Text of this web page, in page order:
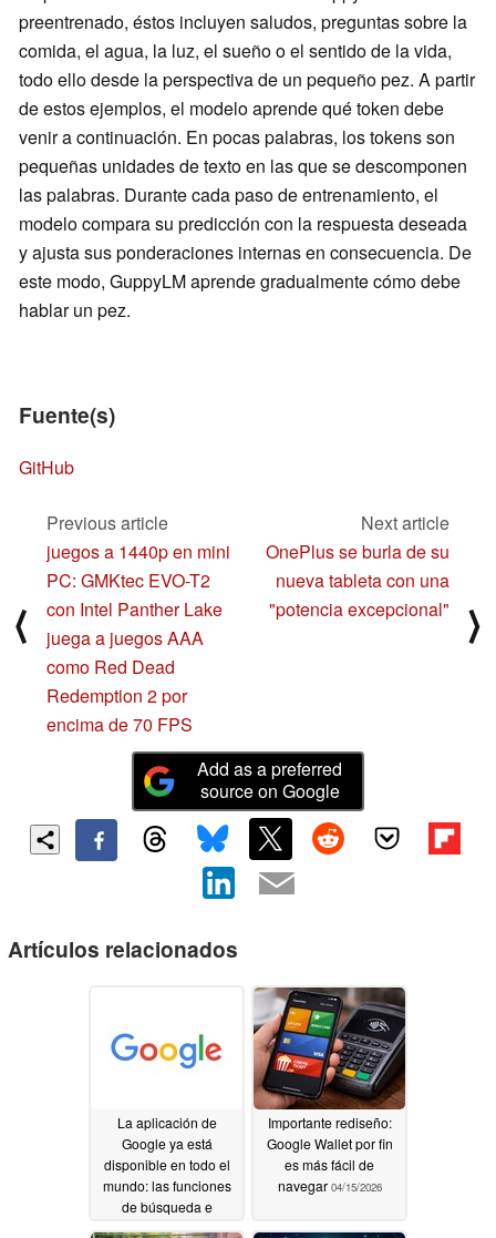
preentrenado, éstos incluyen saludos, preguntas sobre la
comida, el agua, la luz, el sueño o el sentido de la vida,
todo ello desde la perspectiva de un pequeño pez. A partir
de estos ejemplos, el modelo aprende qué token debe
venir a continuación. En pocas palabras, los tokens son
pequeñas unidades de texto en las que se descomponen
las palabras. Durante cada paso de entrenamiento, el
modelo compara su predicción con la respuesta deseada
y ajusta sus ponderaciones internas en consecuencia. De
este modo, GuppyLM aprende gradualmente cómo debe
hablar un pez.
Fuente(s)
GitHub
⟨
Previous article
juegos a 1440p en mini
PC: GMKtec EVO-T2
con Intel Panther Lake
juega a juegos AAA
como Red Dead
Redemption 2 por
encima de 70 FPS
Next article
OnePlus se burla de su
nueva tableta con una
"potencia excepcional"
⟩
Add as a preferred
source on Google
Artículos relacionados
La aplicación de
Google ya está
disponible en todo el
mundo: las funciones
de búsqueda e
Importante rediseño:
Google Wallet por fin
es más fácil de
navegar 04/15/2026